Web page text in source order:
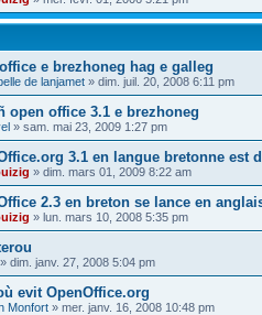
e brezhoneg hag e galleg
de lanjamet » dim. juil. 20, 2008 6:11 pm
open office 3.1 e brezhoneg
» sam. mai 23, 2009 1:27 pm
3.1 en langue bretonne est
» dim. mars 01, 2009 8:22 am
2.3 en breton se lance en
» lun. mars 10, 2008 5:35 pm
» dim. janv. 27, 2008 5:04 pm
evit OpenOffice.org
Monfort » mer. janv. 16, 2008 10:48 pm